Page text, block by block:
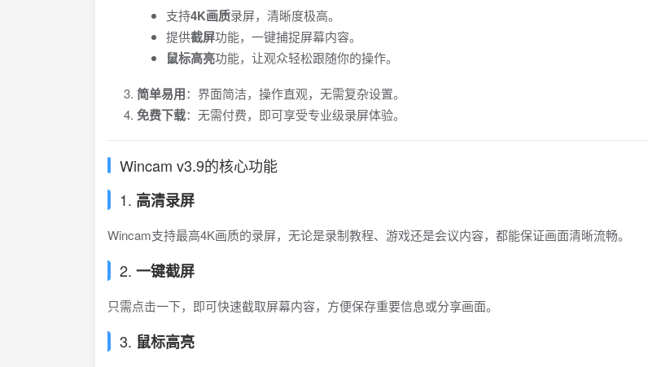
支持4K画质录屏，清晰度极高。
提供截屏功能，一键捕捉屏幕内容。
鼠标高亮功能，让观众轻松跟随你的操作。
简单易用：界面简洁，操作直观，无需复杂设置。
免费下载：无需付费，即可享受专业级录屏体验。
Wincam v3.9的核心功能
1. 高清录屏
Wincam支持最高4K画质的录屏，无论是录制教程、游戏还是会议内容，都能保证画面清晰流畅。
2. 一键截屏
只需点击一下，即可快速截取屏幕内容，方便保存重要信息或分享画面。
3. 鼠标高亮